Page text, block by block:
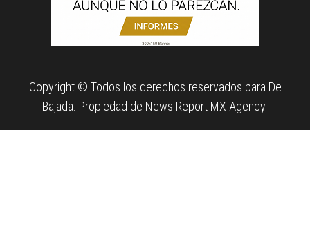
Copyright © Todos los derechos reservados para De
Bajada. Propiedad de News Report MX Agency.